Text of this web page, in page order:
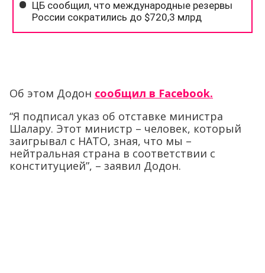
Об этом Додон сообщил в Facebook.
“Я подписал указ об отставке министра
Шалару. Этот министр – человек, который
заигрывал с НАТО, зная, что мы –
нейтральная страна в соответствии с
конституцией”, – заявил Додон.